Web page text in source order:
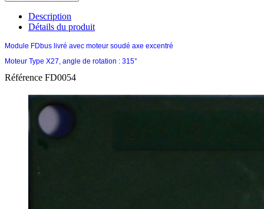
Description
Détails du produit
Module FDbus livré avec moteur soudé axe excentré
Moteur Type X27, angle de rotation : 315°
Référence FD0054